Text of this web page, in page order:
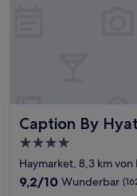
Caption By
Caption By Hyatt
4.0-
Sterne-
Unterkunft
Haymarket, 8,3 km
9.2
9,2/10 Wunderbar